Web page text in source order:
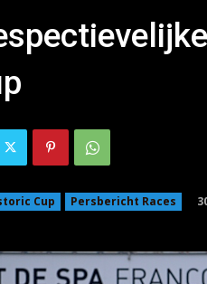
Cup Persbericht Races